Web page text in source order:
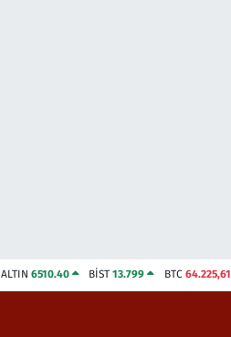
ALTIN 6510.40 BİST13.799 BTC 64.225,61